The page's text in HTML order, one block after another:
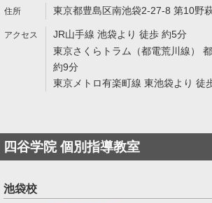
東京都豊島区南池袋2-27-8 第10野
JR山手線 池袋より 徒歩 約5分
東京さくらトラム（都電荒川線）
約9分
東京メトロ有楽町線 東池袋より 徒
四谷学院 個別指導教室
池袋校